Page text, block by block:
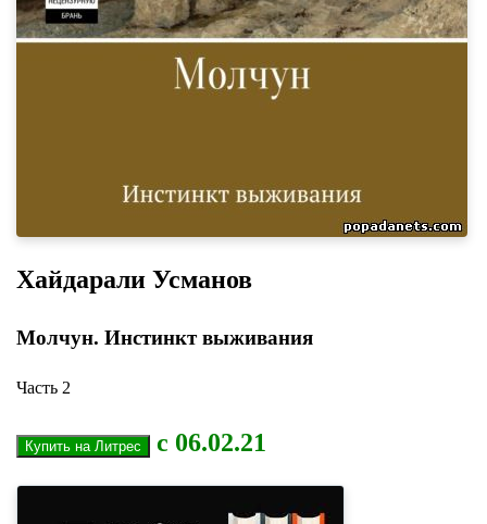
Хайдарали Усманов
Молчун. Инстинкт выживания
Часть 2
с 06.02.21